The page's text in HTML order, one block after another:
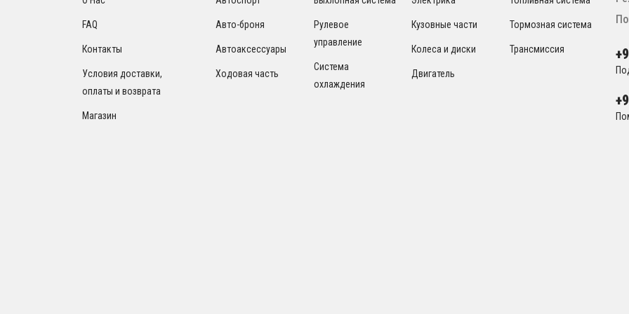
FAQ
Контакты
Условия доставки,
оплаты и возврата
Магазин
Авто-броня
Автоаксессуары
Ходовая часть
Рулевое
управление
Система
охлаждения
Кузовные части
Колеса и диски
Двигатель
Тормозная система
Трансмиссия